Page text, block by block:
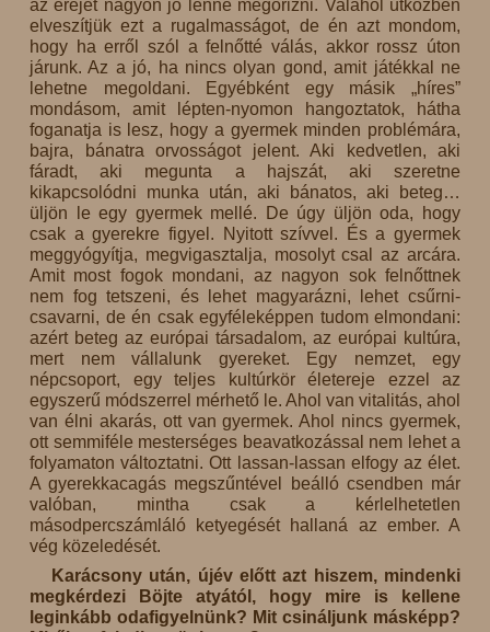
az erejét nagyon jó lenne megőrizni. Valahol útközben
elveszítjük ezt a rugalmasságot, de én azt mondom,
hogy ha erről szól a felnőtté válás, akkor rossz úton
járunk. Az a jó, ha nincs olyan gond, amit játékkal ne
lehetne megoldani. Egyébként egy másik „híres”
mondásom, amit lépten-nyomon hangoztatok, hátha
foganatja is lesz, hogy a gyermek minden problémára,
bajra, bánatra orvosságot jelent. Aki kedvetlen, aki
fáradt, aki megunta a hajszát, aki szeretne
kikapcsolódni munka után, aki bánatos, aki beteg…
üljön le egy gyermek mellé. De úgy üljön oda, hogy
csak a gyerekre figyel. Nyitott szívvel. És a gyermek
meggyógyítja, megvigasztalja, mosolyt csal az arcára.
Amit most fogok mondani, az nagyon sok felnőttnek
nem fog tetszeni, és lehet magyarázni, lehet csűrni-
csavarni, de én csak egyféleképpen tudom elmondani:
azért beteg az európai társadalom, az európai kultúra,
mert nem vállalunk gyereket. Egy nemzet, egy
népcsoport, egy teljes kultúrkör életereje ezzel az
egyszerű módszerrel mérhető le. Ahol van vitalitás, ahol
van élni akarás, ott van gyermek. Ahol nincs gyermek,
ott semmiféle mesterséges beavatkozással nem lehet a
folyamaton változtatni. Ott lassan-lassan elfogy az élet.
A gyerekkacagás megszűntével beálló csendben már
valóban, mintha csak a kérlelhetetlen
másodpercszámláló ketyegését hallaná az ember. A
vég közeledését.
Karácsony után, újév előtt azt hiszem, mindenki
megkérdezi Böjte atyától, hogy mire is kellene
leginkább odafigyelnünk? Mit csináljunk másképp?